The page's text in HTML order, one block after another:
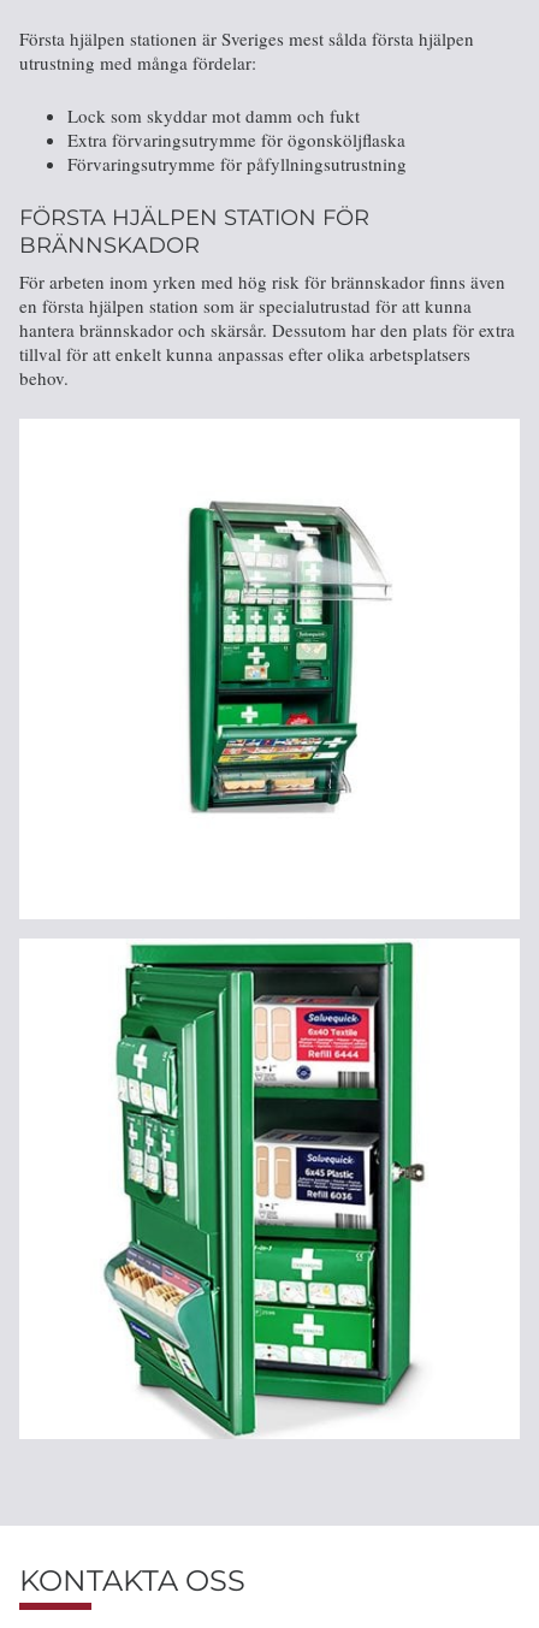
Första hjälpen stationen är Sveriges mest sålda första hjälpen
utrustning med många fördelar:
Lock som skyddar mot damm och fukt
Extra förvaringsutrymme för ögonsköljflaska
Förvaringsutrymme för påfyllningsutrustning
FÖRSTA HJÄLPEN STATION FÖR
BRÄNNSKADOR
För arbeten inom yrken med hög risk för brännskador finns även
en första hjälpen station som är specialutrustad för att kunna
hantera brännskador och skärsår. Dessutom har den plats för extra
tillval för att enkelt kunna anpassas efter olika arbetsplatsers
behov.
KONTAKTA OSS